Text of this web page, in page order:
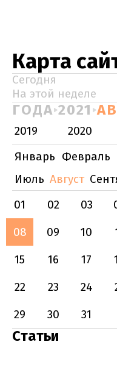
Карта
Сегодня
На этой неделе
ГОДА 2021
2019 2020
Январь Февраль
Июль Август
01
02 03
08
09 10
15
16 17
22
23 24
29
30 31
Статьи